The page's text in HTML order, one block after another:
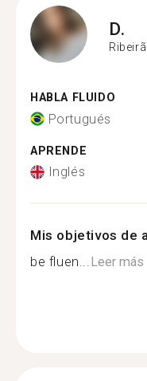
D.
HABLA FLUIDO
Portugués
APRENDE
Inglés
Mis objetivos de
be fluen...Leer más